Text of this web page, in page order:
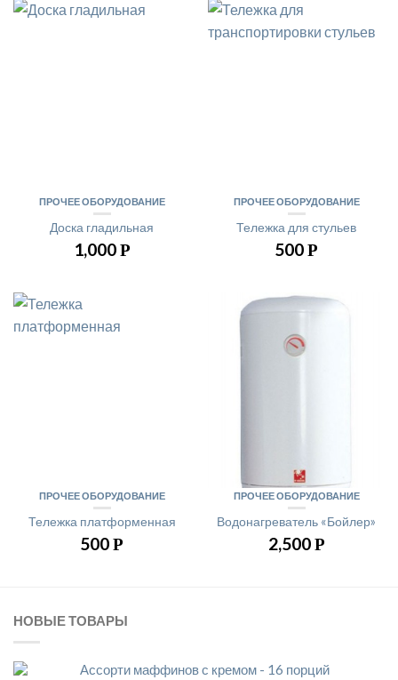
ПРОЧЕЕ ОБОРУДОВАНИЕ
Доска гладильная
1,000Р
ПРОЧЕЕ ОБОРУДОВАНИЕ
Тележка для стульев
500Р
ПРОЧЕЕ ОБОРУДОВАНИЕ
Тележка платформенная
500Р
ПРОЧЕЕ ОБОРУДОВАНИЕ
Водонагреватель «Бойлер»
2,500Р
НОВЫЕ ТОВАРЫ
Ассорти маффинов с кремом - 16 порций